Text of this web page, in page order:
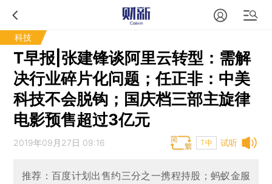
科技
T早报|张建锋谈阿里云转型：需解
决行业碎片化问题；任正非：中美
科技不会脱钩；国庆档三部主旋律
电影预售超过3亿元
试听
2019年09月27日 09:16 T中
推荐：百度计划出售约三分之一携程持股；蚂蚁金服